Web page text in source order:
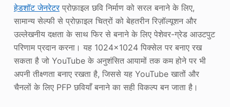
हेडशॉट जेनरेटरप्रोफ़ाइल छवि निर्माण को सरल बनाने के लिए,
सामान्य सेल्फी से प्रोफ़ाइल चित्रों को बेहतरीन रिज़ॉल्यूशन और
उल्लेखनीय दक्षता के साथ फिर से बनाने के लिए पेशेवर-ग्रेड आउटपुट
परिणाम प्रदान करना। यह 1024×1024 पिक्सेल पर बनाए रख
सकता है जो YouTube के अनुशंसित आयामों तक कम होने पर भी
अपनी तीक्ष्णता बनाए रखता है, जिससे यह YouTube खातों और
चैनलों के लिए PFP छवियाँ बनाने का सही विकल्प बन जाता है।